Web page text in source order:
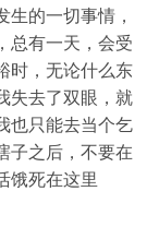
的一切事情，
总有一天，会受
时，无论什么东
失去了双眼，就
也只能去当个乞
子之后，不要在
饿死在这里